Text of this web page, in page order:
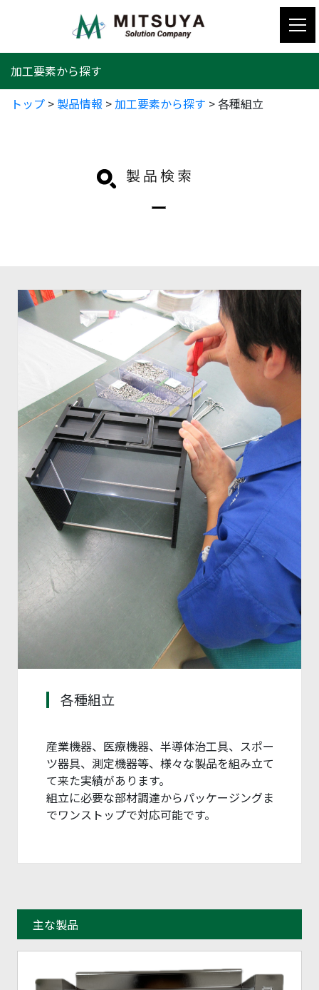
へ
加工要素から探す
トップ > 製品情報 >加工要素から探す >各種組立
各種組立
産業機器、医療機器、半導体治工具、スポー
ツ器具、測定機器等、様々な製品を組み立て
て来た実績があります。
組立に必要な部材調達からパッケージングま
でワンストップで対応可能です。
主な製品